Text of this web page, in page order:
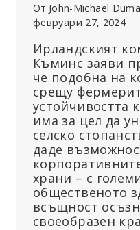
От John-Michael
февруари 27, 2024
Ирландският
Къминс заяви
че подобна на
срещу
устойчивостта
има за цел да
селско
даде
храни – с
общественото
всъщност
своеобразен